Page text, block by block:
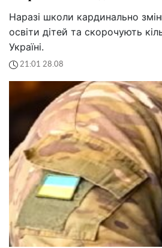
Наразі школи кардинально
освіти дітей та скорочують
Україні.
21:01 28.08